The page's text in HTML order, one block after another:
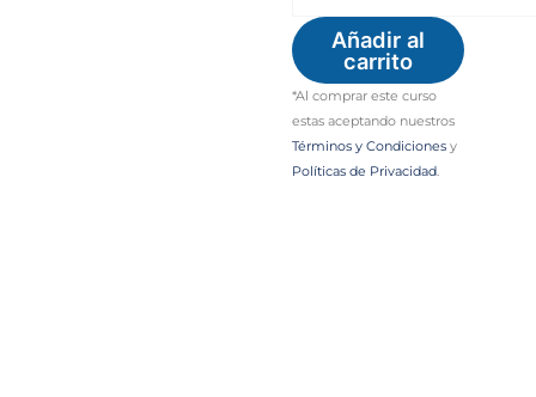
curso
anual
de
la
Sociedad
Añadir al
carrito
*Al comprar este curso
estas aceptando nuestros
Términos y Condiciones y
Políticas de Privacidad.